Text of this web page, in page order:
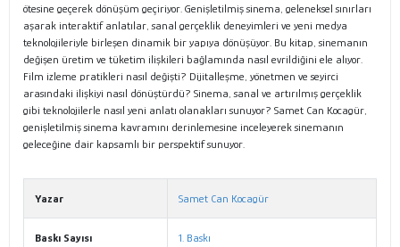
ötesine geçerek dönüşüm geçiriyor. Genişletilmiş sinema, geleneksel sınırları
aşarak interaktif anlatılar, sanal gerçeklik deneyimleri ve yeni medya
teknolojileriyle birleşen dinamik bir yapıya dönüşüyor. Bu kitap, sinemanın
değişen üretim ve tüketim ilişkileri bağlamında nasıl evrildiğini ele alıyor.
Film izleme pratikleri nasıl değişti? Dijitalleşme, yönetmen ve seyirci
arasındaki ilişkiyi nasıl dönüştürdü? Sinema, sanal ve artırılmış gerçeklik
gibi teknolojilerle nasıl yeni anlatı olanakları sunuyor? Samet Can Kocagür,
genişletilmiş sinema kavramını derinlemesine inceleyerek sinemanın
geleceğine dair kapsamlı bir perspektif sunuyor.
Yazar Samet Can Kocagür
Baskı Sayısı 1. Baskı